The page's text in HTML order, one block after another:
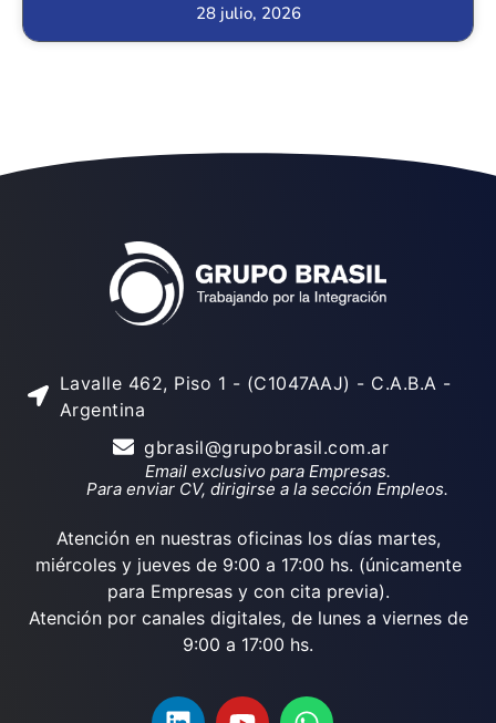
28 julio, 2026
Lavalle 462, Piso 1 - (C1047AAJ) - C.A.B.A -
Argentina
gbrasil@grupobrasil.com.ar
Email exclusivo para Empresas.
Para enviar CV, dirigirse a la sección Empleos.
Atención en nuestras oficinas los días martes,
miércoles y jueves de 9:00 a 17:00 hs. (únicamente
para Empresas y con cita previa).
Atención por canales digitales, de lunes a viernes de
9:00 a 17:00 hs.